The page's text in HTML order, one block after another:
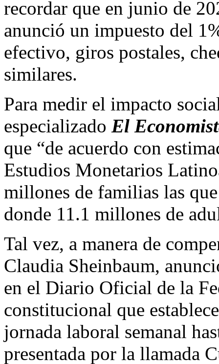
recordar que en junio de
anunció un impuesto del
efectivo, giros postales,
similares.
Para medir el impacto
especializado El
que “de acuerdo con
Estudios Monetarios
millones de familias las
donde 11.1 millones de
Tal vez, a manera de
Claudia Sheinbaum,
en el Diario Oficial de la
constitucional que
jornada laboral semanal
presentada por la llamada